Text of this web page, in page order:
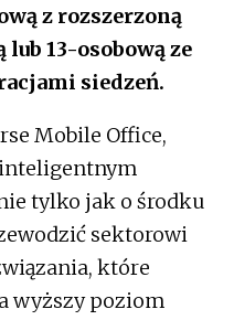
z rozszerzoną
13-osobową ze
siedzeń.
Mobile Office,
tylko jak o środku
sektorowi
które
wyższy poziom